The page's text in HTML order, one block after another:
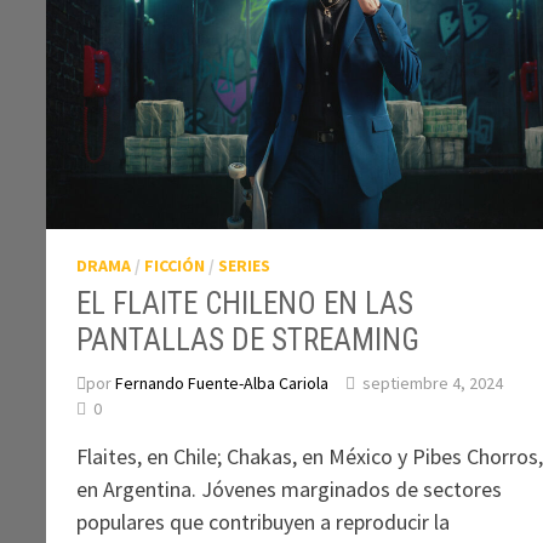
DRAMA / FICCIÓN /SERIES
EL FLAITE CHILENO EN LAS
PANTALLAS DE STREAMING
porFernando Fuente-Alba Cariola
septiembre 4, 2024
0
Flaites, en Chile; Chakas, en México y Pibes Chorros,
en Argentina. Jóvenes marginados de sectores
populares que contribuyen a reproducir la